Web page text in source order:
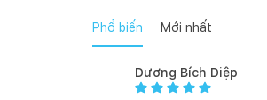
Phổ biến Mới nhất
Dương Bích Diệp